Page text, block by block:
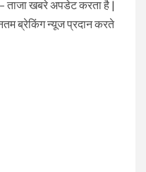
ताजा खबरे अपडेट करता है |
ब्रेकिंग न्यूज प्रदान करते